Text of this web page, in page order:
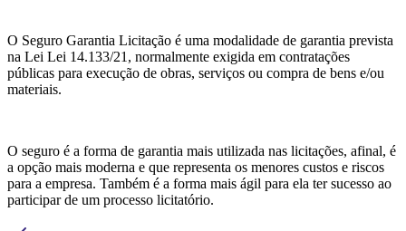
O Seguro Garantia Licitação é uma modalidade de garantia prevista
na Lei Lei 14.133/21, normalmente exigida em contratações
públicas para execução de obras, serviços ou compra de bens e/ou
materiais.
O seguro é a forma de garantia mais utilizada nas licitações, afinal, é
a opção mais moderna e que representa os menores custos e riscos
para a empresa. Também é a forma mais ágil para ela ter sucesso ao
participar de um processo licitatório.